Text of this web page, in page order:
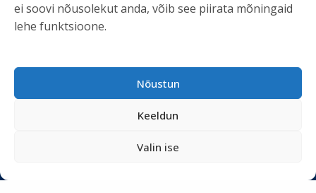
ei soovi nõusolekut anda, võib see piirata mõningaid
lehe funktsioone.
Nõustun
Keeldun
Valin ise
Ole kursis meie tegemistega. Peame kinni